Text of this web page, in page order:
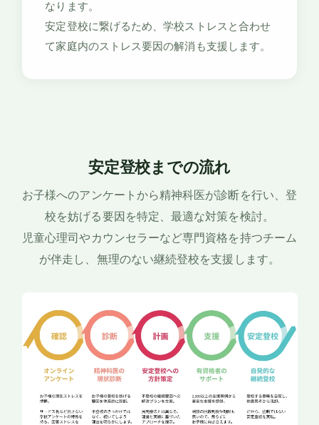
なります。
安定登校に繋げるため、学校ストレスと合わせ
て家庭内のストレス要因の解消も支援します。
安定登校までの流れ
お子様へのアンケートから精神科医が診断を行い、登
校を妨げる要因を特定、最適な対策を検討。
児童心理司やカウンセラーなど専門資格を持つチーム
が伴走し、無理のない継続登校を支援します。